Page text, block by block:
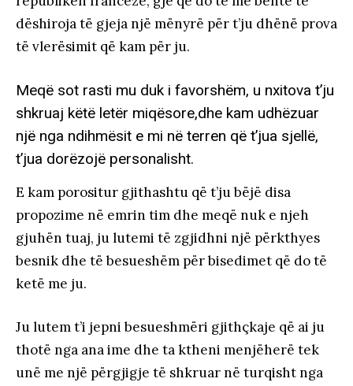
dëshiroja të gjeja një mënyrë për t’ju dhënë prova
të vlerësimit që kam për ju.
Meqë sot rasti mu duk i favorshëm, u nxitova t’ju
shkruaj këtë letër miqësore,dhe kam udhëzuar
një nga ndihmësit e mi në terren që t’jua sjellë,
t’jua dorëzojë personalisht.
E kam porositur gjithashtu që t’ju bëjë disa
propozime në emrin tim dhe meqë nuk e njeh
gjuhën tuaj, ju lutemi të zgjidhni një përkthyes
besnik dhe të besueshëm për bisedimet që do të
ketë me ju.
Ju lutem t’i jepni besueshmëri gjithçkaje që ai ju
thotë nga ana ime dhe ta ktheni menjëherë tek
unë me një përgjigje të shkruar në turqisht nga